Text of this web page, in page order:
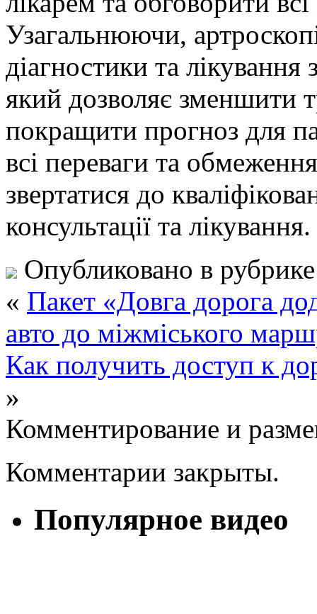
Узагальнюючи,
діагностики та
який дозволяє зменшити
покращити прогноз для
всі переваги та
звертатися до
консультації та лікування.
Опубликовано в
« Пакет «Довга дорога
авто до міжміського
Как получить доступ к
»
Комментирование и
Комментарии закрыты.
Популярное видео